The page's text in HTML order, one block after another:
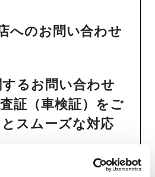
へのお問い合わせ
るお問い合わせ
証（車検証）をご
スムーズな対応